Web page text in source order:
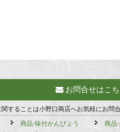
お問合せはこ
することは小野口商店へお気軽にお問
商品-味付かんぴょう 商品